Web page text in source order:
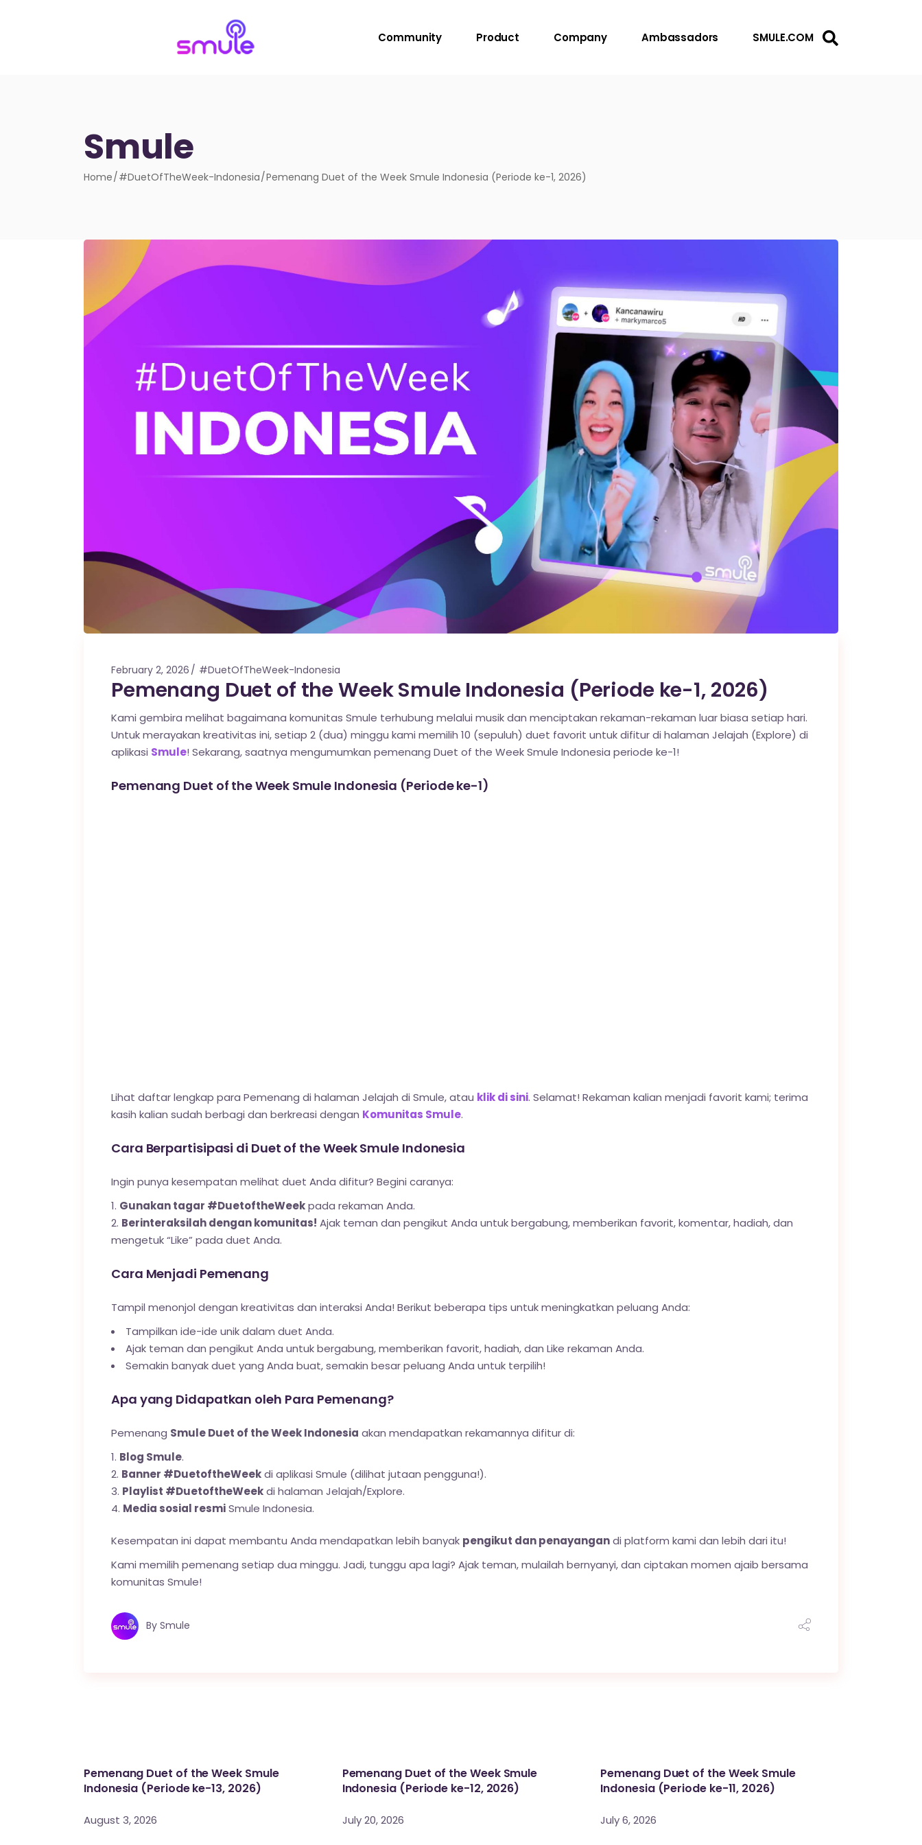
Community Product Company Ambassadors SMULE.COM
Smule
Home #DuetOfTheWeek-Indonesia Pemenang Duet of the Week Smule Indonesia (Periode ke-1, 2026)
February 2, 2026 #DuetOfTheWeek-Indonesia
Pemenang Duet of the Week Smule Indonesia (Periode ke-1, 2026)
Kami gembira melihat bagaimana komunitas Smule terhubung melalui musik dan menciptakan rekaman-rekaman luar biasa setiap hari.
Untuk merayakan kreativitas ini, setiap 2 (dua) minggu kami memilih 10 (sepuluh) duet favorit untuk difitur di halaman Jelajah (Explore) di
aplikasi Smule! Sekarang, saatnya mengumumkan pemenang Duet of the Week Smule Indonesia periode ke-1!
Pemenang Duet of the Week Smule Indonesia (Periode ke-1)
Lihat daftar lengkap para Pemenang di halaman Jelajah di Smule, atau klik di sini. Selamat! Rekaman kalian menjadi favorit kami; terima
kasih kalian sudah berbagi dan berkreasi dengan Komunitas Smule.
Cara Berpartisipasi di Duet of the Week Smule Indonesia
Ingin punya kesempatan melihat duet Anda difitur? Begini caranya:
Gunakan tagar #DuetoftheWeekpada rekaman Anda.
Berinteraksilah dengan komunitas! Ajak teman dan pengikut Anda untuk bergabung, memberikan favorit, komentar, hadiah, dan
mengetuk “Like” pada duet Anda.
Cara Menjadi Pemenang
Tampil menonjol dengan kreativitas dan interaksi Anda! Berikut beberapa tips untuk meningkatkan peluang Anda:
Tampilkan ide-ide unik dalam duet Anda.
Ajak teman dan pengikut Anda untuk bergabung, memberikan favorit, hadiah, dan Like rekaman Anda.
Semakin banyak duet yang Anda buat, semakin besar peluang Anda untuk terpilih!
Apa yang Didapatkan oleh Para Pemenang?
Pemenang Smule Duet of the Week Indonesia akan mendapatkan rekamannya difitur di:
Blog Smule.
Banner #DuetoftheWeekdi aplikasi Smule (dilihat jutaan pengguna!).
Playlist #DuetoftheWeekdi halaman Jelajah/Explore.
Media sosial resmiSmule Indonesia.
Kesempatan ini dapat membantu Anda mendapatkan lebih banyak pengikut dan penayangandi platform kami dan lebih dari itu!
Kami memilih pemenang setiap dua minggu. Jadi, tunggu apa lagi? Ajak teman, mulailah bernyanyi, dan ciptakan momen ajaib bersama
komunitas Smule!
By Smule
Pemenang Duet of the Week Smule
Indonesia (Periode ke-13, 2026)
August 3, 2026
Pemenang Duet of the Week Smule
Indonesia (Periode ke-12, 2026)
July 20, 2026
Pemenang Duet of the Week Smule
Indonesia (Periode ke-11, 2026)
July 6, 2026